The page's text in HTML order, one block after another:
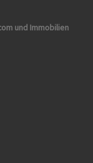
und Immobilien